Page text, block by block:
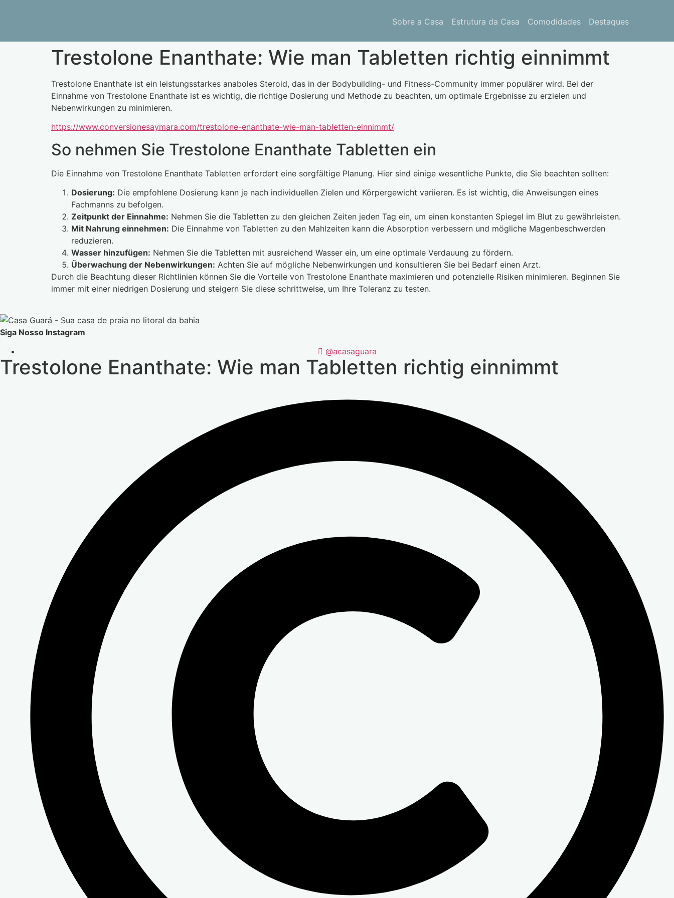
Sobre a Casa Estrutura da Casa Comodidades Destaques
Trestolone Enanthate: Wie man Tabletten richtig einnimmt
Trestolone Enanthate ist ein leistungsstarkes anaboles Steroid, das in der Bodybuilding- und Fitness-Community immer populärer wird. Bei der
Einnahme von Trestolone Enanthate ist es wichtig, die richtige Dosierung und Methode zu beachten, um optimale Ergebnisse zu erzielen und
Nebenwirkungen zu minimieren.
https://www.conversionesaymara.com/trestolone-enanthate-wie-man-tabletten-einnimmt/
So nehmen Sie Trestolone Enanthate Tabletten ein
Die Einnahme von Trestolone Enanthate Tabletten erfordert eine sorgfältige Planung. Hier sind einige wesentliche Punkte, die Sie beachten sollten:
Dosierung: Die empfohlene Dosierung kann je nach individuellen Zielen und Körpergewicht variieren. Es ist wichtig, die Anweisungen eines
Fachmanns zu befolgen.
Zeitpunkt der Einnahme: Nehmen Sie die Tabletten zu den gleichen Zeiten jeden Tag ein, um einen konstanten Spiegel im Blut zu gewährleisten.
Mit Nahrung einnehmen: Die Einnahme von Tabletten zu den Mahlzeiten kann die Absorption verbessern und mögliche Magenbeschwerden
reduzieren.
Wasser hinzufügen: Nehmen Sie die Tabletten mit ausreichend Wasser ein, um eine optimale Verdauung zu fördern.
Überwachung der Nebenwirkungen: Achten Sie auf mögliche Nebenwirkungen und konsultieren Sie bei Bedarf einen Arzt.
Durch die Beachtung dieser Richtlinien können Sie die Vorteile von Trestolone Enanthate maximieren und potenzielle Risiken minimieren. Beginnen Sie
immer mit einer niedrigen Dosierung und steigern Sie diese schrittweise, um Ihre Toleranz zu testen.
Siga Nosso Instagram
@acasaguara
Trestolone Enanthate: Wie man Tabletten richtig einnimmt